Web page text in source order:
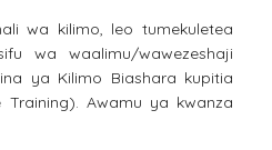
wa kilimo, leo tumekuletea
wa waalimu/wawezeshaji
ya Kilimo Biashara kupitia
Awamu ya kwanza